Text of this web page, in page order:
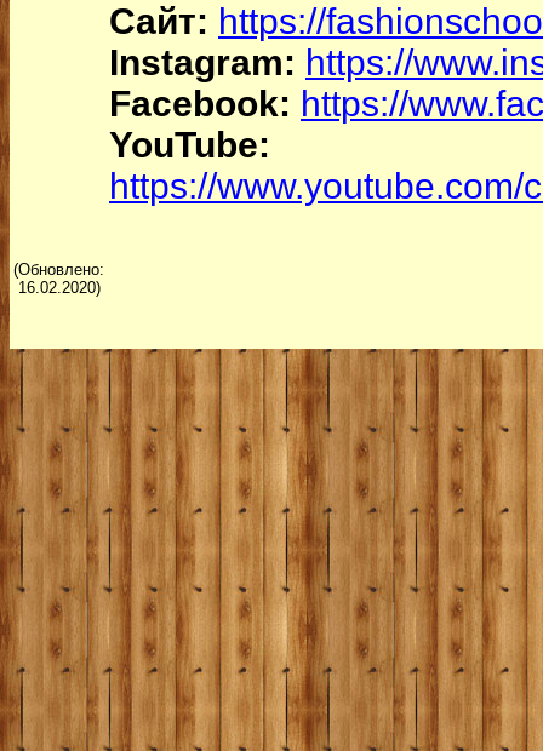
Сайт: https://
Instagram: https://
Facebook: https://
YouTube:
https://
(Обновлено:
16.02.2020)